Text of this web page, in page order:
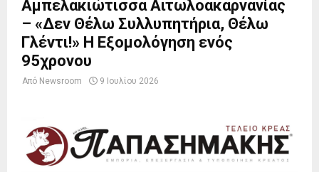
Αμπελακιώτισσα Αιτωλοακαρνανίας
– «Δεν Θέλω Συλλυπητήρια, Θέλω
Γλέντι!» Η Εξομολόγηση ενός
95χρονου
Από Newsroom 9 Ιουλίου 2026